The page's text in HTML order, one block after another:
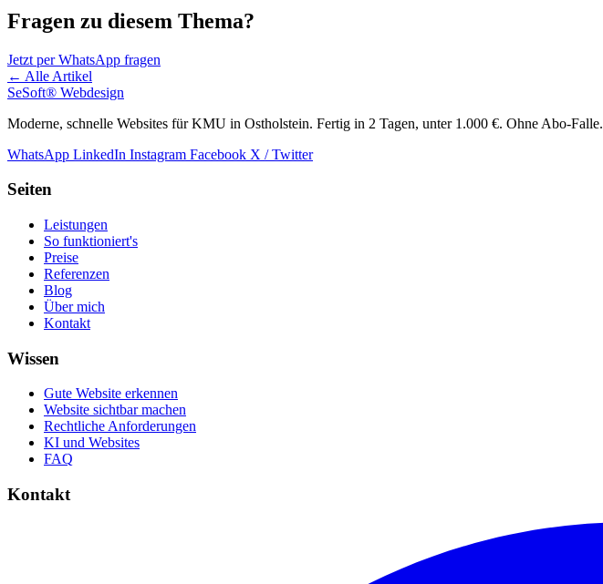
Fragen zu diesem Thema?
Jetzt per WhatsApp fragen
← Alle Artikel
SeSoft® Webdesign
Moderne, schnelle Websites für KMU in Ostholstein. Fertig in 2 Tagen, unter 1.000 €. Ohne Abo-Falle.
WhatsApp LinkedIn Instagram Facebook X / Twitter
Seiten
Leistungen
So funktioniert's
Preise
Referenzen
Blog
Über mich
Kontakt
Wissen
Gute Website erkennen
Website sichtbar machen
Rechtliche Anforderungen
KI und Websites
FAQ
Kontakt